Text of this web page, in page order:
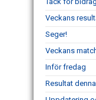
Veckans
Seger!
Veckans
Inför fredag
Resultat